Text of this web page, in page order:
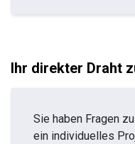
Ihr direkter Draht
Sie haben Fragen
ein individuelles